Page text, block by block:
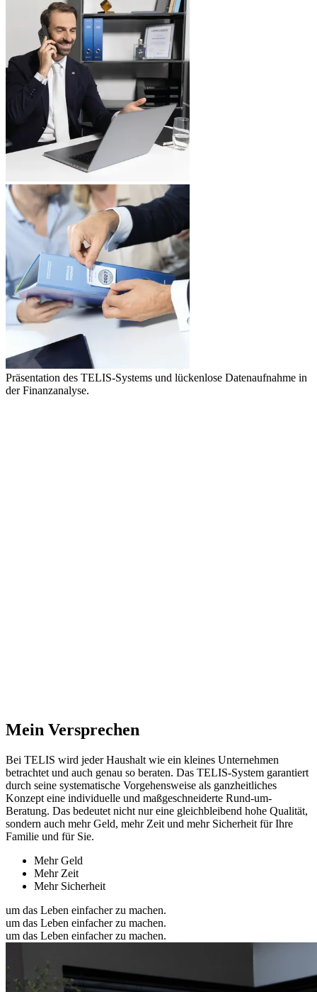
Präsentation des TELIS-Systems und lückenlose Datenaufnahme in
der Finanzanalyse.
Mein Versprechen
Bei TELIS wird jeder Haushalt wie ein kleines Unternehmen
betrachtet und auch genau so beraten. Das TELIS-System garantiert
durch seine systematische Vorgehensweise als ganzheitliches
Konzept eine individuelle und maßgeschneiderte Rund-um-
Beratung. Das bedeutet nicht nur eine gleichbleibend hohe Qualität,
sondern auch mehr Geld, mehr Zeit und mehr Sicherheit für Ihre
Familie und für Sie.
Mehr Geld
Mehr Zeit
Mehr Sicherheit
um das Leben einfacher zu machen.
um das Leben einfacher zu machen.
um das Leben einfacher zu machen.